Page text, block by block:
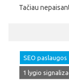
Tačiau
SEO paslaugos
1 lygio